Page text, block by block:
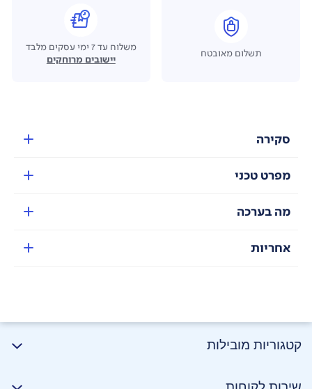
תשלום מאובטח
משלוח עד 7 ימי עסקים מלבד
יישובים מרוחקים
סקירה
מפרט טכני
מה בערכה
אחריות
קטגוריות מובילות
שירות לקוחות